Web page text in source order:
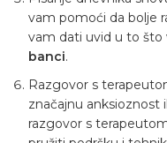
vam pomoći da bolje
vam dati uvid u to što
banci.
Razgovor s
značajnu anksioznost
razgovor s